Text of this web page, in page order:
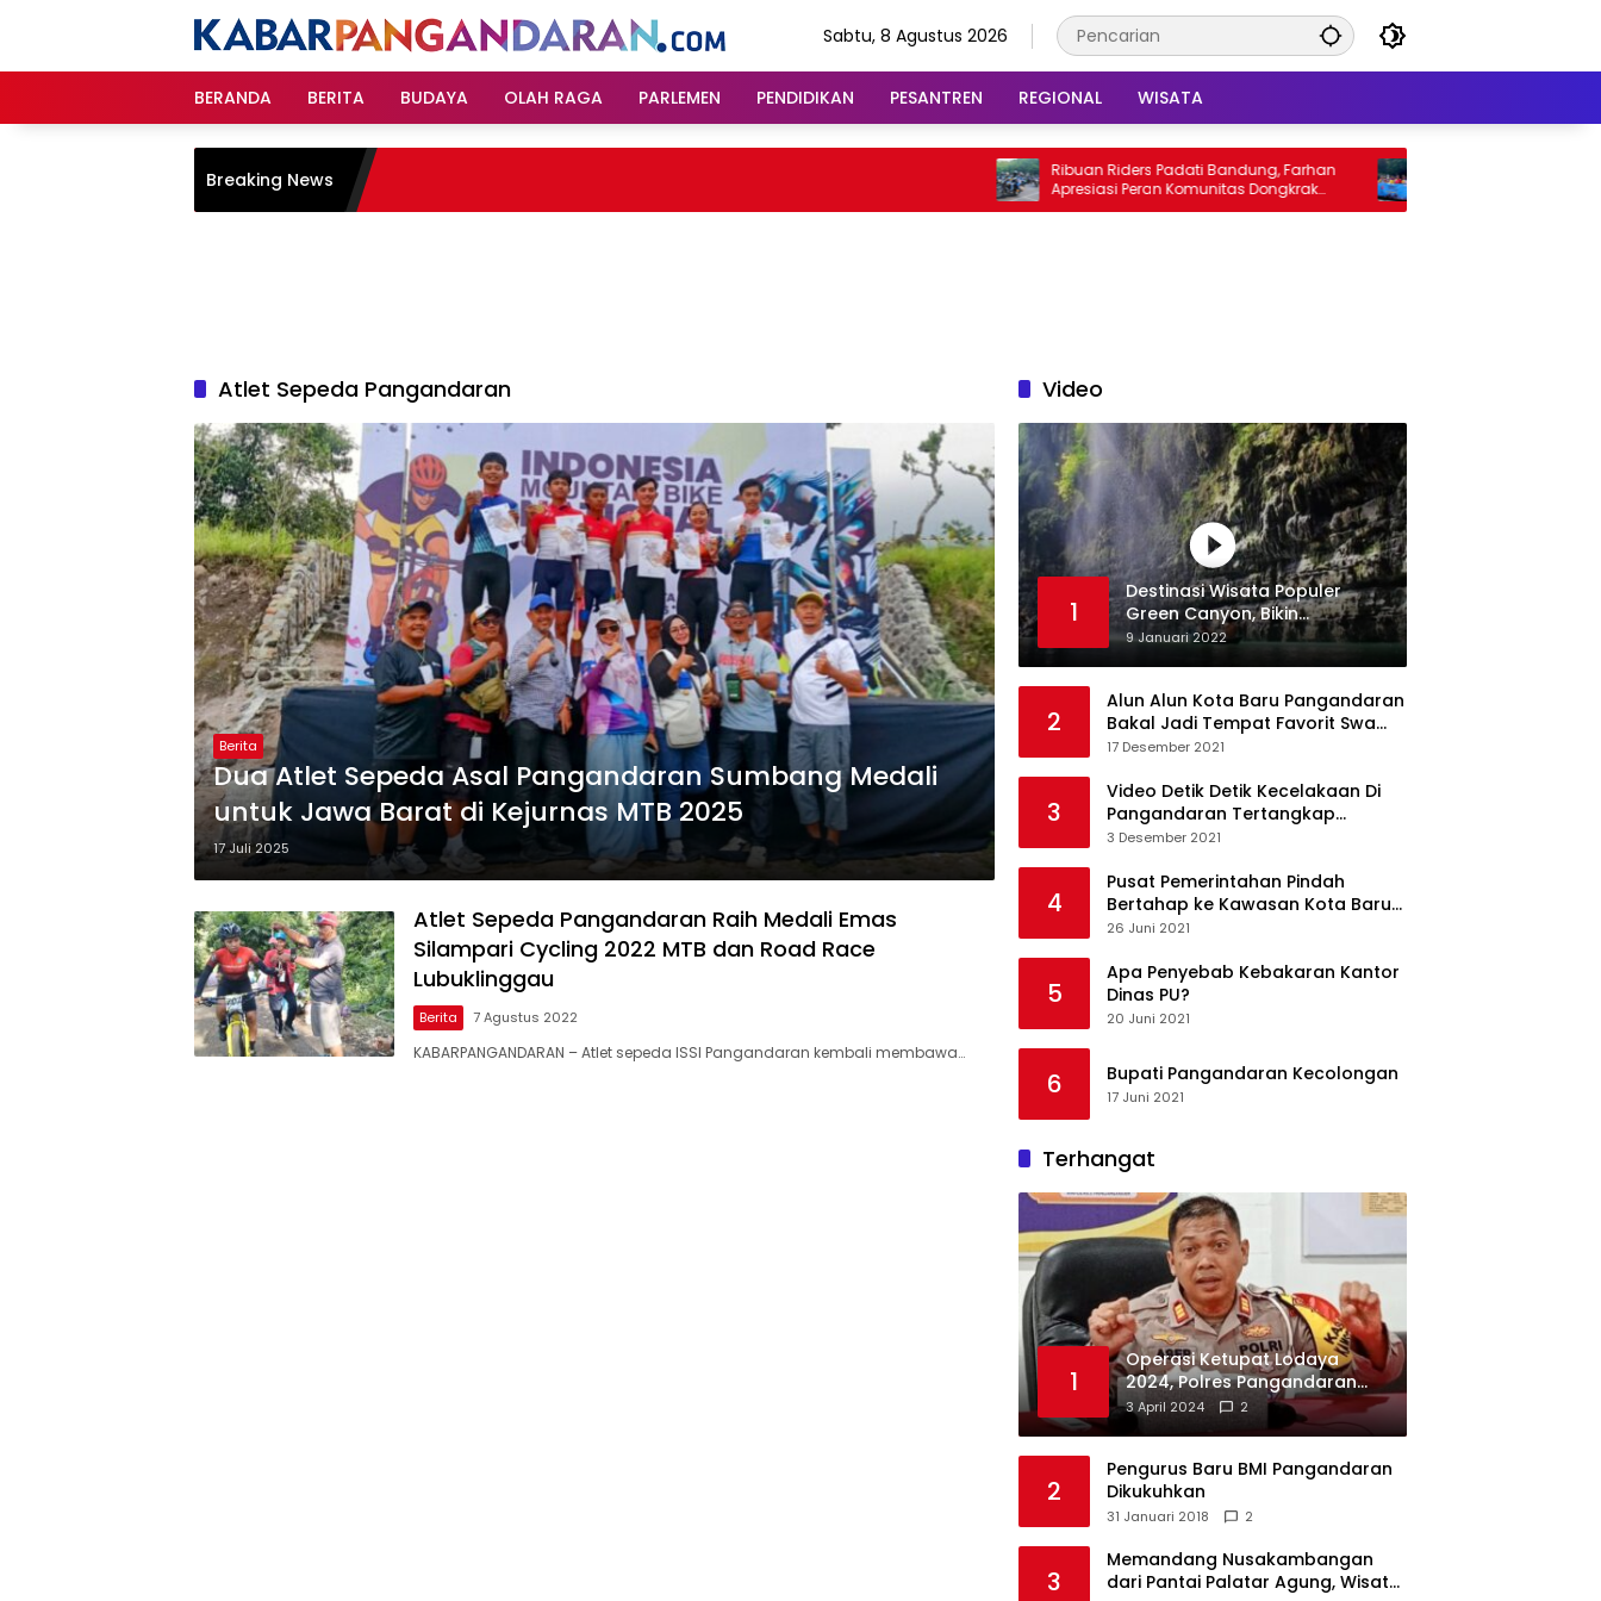
Sabtu, 8 Agustus 2026
BERANDA BERITA BUDAYA OLAH RAGA PARLEMEN PENDIDIKAN PESANTREN REGIONAL WISATA
Breaking News
Ribuan Riders Padati Bandung, Farhan
Apresiasi Peran Komunitas Dongkrak
Pariwisata
Pemkab Sumedang
Sumbu Tiga Melintas di
Jatinangor
Atlet Sepeda Pangandaran
Berita
Dua Atlet Sepeda Asal Pangandaran Sumbang Medali
untuk Jawa Barat di Kejurnas MTB 2025
17 Juli 2025
Atlet Sepeda Pangandaran Raih Medali Emas
Silampari Cycling 2022 MTB dan Road Race
Lubuklinggau
Berita 7 Agustus 2022
KABARPANGANDARAN – Atlet sepeda ISSI Pangandaran kembali membawa…
Video
1
Destinasi Wisata Populer
Green Canyon, Bikin
Ketagihan Wisatawan
9 Januari 2022
2
Alun Alun Kota Baru Pangandaran
Bakal Jadi Tempat Favorit Swa
Foto Selfie
17 Desember 2021
3
Video Detik Detik Kecelakaan Di
Pangandaran Tertangkap
Kamera Handphone
3 Desember 2021
4
Pusat Pemerintahan Pindah
Bertahap ke Kawasan Kota Baru
Pangandaran
26 Juni 2021
5
Apa Penyebab Kebakaran Kantor
Dinas PU?
20 Juni 2021
6 Bupati Pangandaran Kecolongan
17 Juni 2021
Terhangat
1
Operasi Ketupat Lodaya
2024, Polres Pangandaran
Dirikan 12 Pos Pengamanan
3 April 2024 2
2
Pengurus Baru BMI Pangandaran
Dikukuhkan
31 Januari 2018 2
3
Memandang Nusakambangan
dari Pantai Palatar Agung, Wisata